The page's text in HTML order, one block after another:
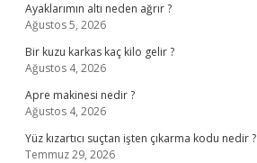
Ayaklarımın altı neden ağrır ?
Ağustos 5, 2026
Bir kuzu karkas kaç kilo gelir ?
Ağustos 4, 2026
Apre makinesi nedir ?
Ağustos 4, 2026
Yüz kızartıcı suçtan işten çıkarma kodu nedir ?
Temmuz 29, 2026